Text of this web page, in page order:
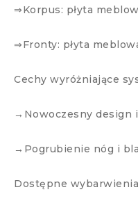
⇒Korpus: płyta
⇒Fronty: płyta
Cechy wyróżniające
→Nowoczesny design
→Pogrubienie nóg i
Dostępne